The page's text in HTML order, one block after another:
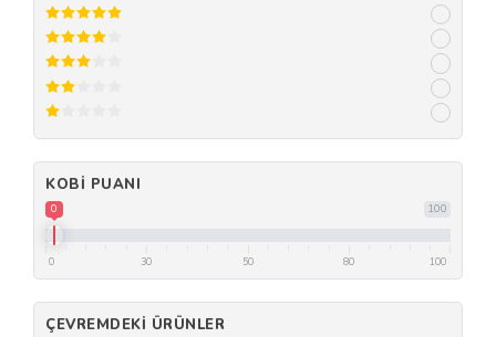
KOBI PUANI
100
0
0 30 50 80 100
ÇEVREMDEKI ÜRÜNLER